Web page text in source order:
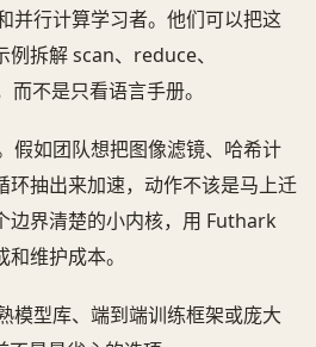
并行计算学习者。他们可以把这
拆解 scan、reduce、
不是只看语言手册。
假如团队想把图像滤镜、哈希计
环抽出来加速，动作不该是马上迁
边界清楚的小内核，用 Futhark
维护成本。
模型库、端到端训练框架或庞大